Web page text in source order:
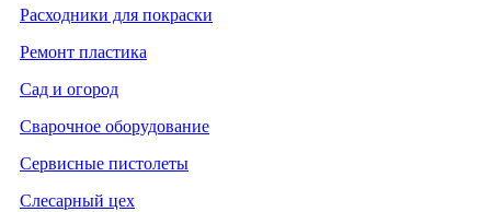
Расходники для покраски
Ремонт пластика
Сад и огород
Сварочное оборудование
Сервисные пистолеты
Слесарный цех